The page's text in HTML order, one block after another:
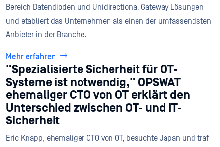
Bereich Datendioden und Unidirectional Gateway Lösungen
und etabliert das Unternehmen als einen der umfassendsten
Anbieter in der Branche.
Mehr erfahren
"Spezialisierte Sicherheit für OT-
Systeme ist notwendig," OPSWAT
ehemaliger CTO von OT erklärt den
Unterschied zwischen OT- und IT-
Sicherheit
Eric Knapp, ehemaliger CTO von OT, besuchte Japan und traf